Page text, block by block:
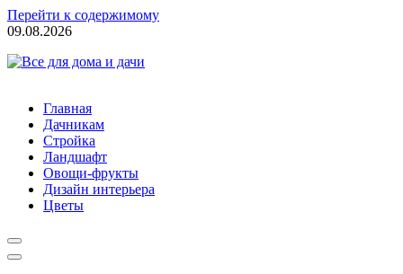
Перейти к содержимому
09.08.2026
Главная
Дачникам
Стройка
Ландшафт
Овощи-фрукты
Дизайн интерьера
Цветы